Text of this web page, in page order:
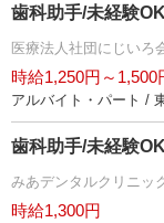
歯科助手/未経験
医療法人社団にじいろ
時給1,250円～1,500
アルバイト・パート /
歯科助手/未経験
みあデンタルクリニッ
時給1,300円